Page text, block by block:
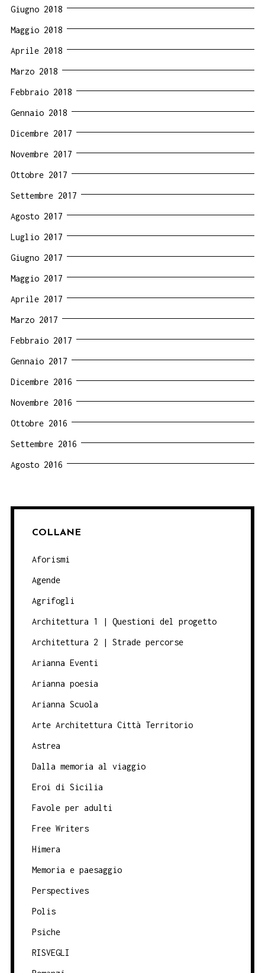
Giugno 2018
Maggio 2018
Aprile 2018
Marzo 2018
Febbraio 2018
Gennaio 2018
Dicembre 2017
Novembre 2017
Ottobre 2017
Settembre 2017
Agosto 2017
Luglio 2017
Giugno 2017
Maggio 2017
Aprile 2017
Marzo 2017
Febbraio 2017
Gennaio 2017
Dicembre 2016
Novembre 2016
Ottobre 2016
Settembre 2016
Agosto 2016
COLLANE
Aforismi
Agende
Agrifogli
Architettura 1 | Questioni del progetto
Architettura 2 | Strade percorse
Arianna Eventi
Arianna poesia
Arianna Scuola
Arte Architettura Città Territorio
Astrea
Dalla memoria al viaggio
Eroi di Sicilia
Favole per adulti
Free Writers
Himera
Memoria e paesaggio
Perspectives
Polis
Psiche
RISVEGLI